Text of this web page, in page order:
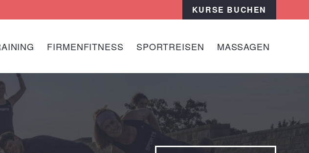
KURSE BUCHEN
FIRMENFITNESS SPORTREISEN MASSAGEN